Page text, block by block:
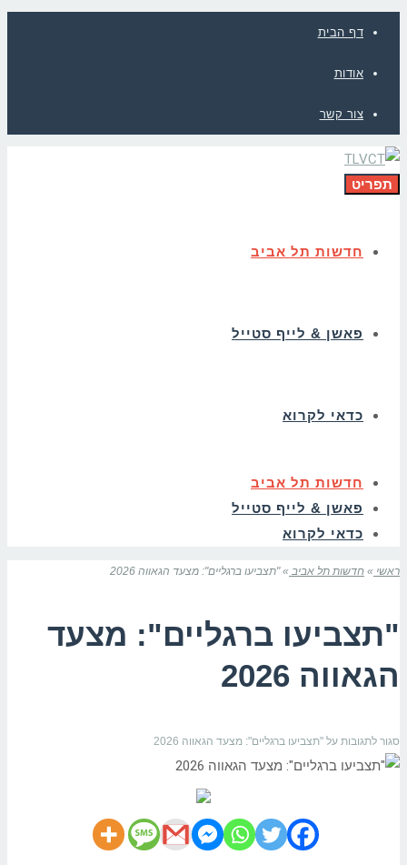
דף הבית
אודות
צור קשר
תפריט
חדשות תל אביב
פאשן & לייף סטייל
כדאי לקרוא
חדשות תל אביב
פאשן & לייף סטייל
כדאי לקרוא
ראשי » חדשות תל אביב » "תצביעו ברגליים": מצעד הגאווה 2026
"תצביעו ברגליים": מצעד
הגאווה 2026
סגור לתגובות על "תצביעו ברגליים": מצעד הגאווה 2026